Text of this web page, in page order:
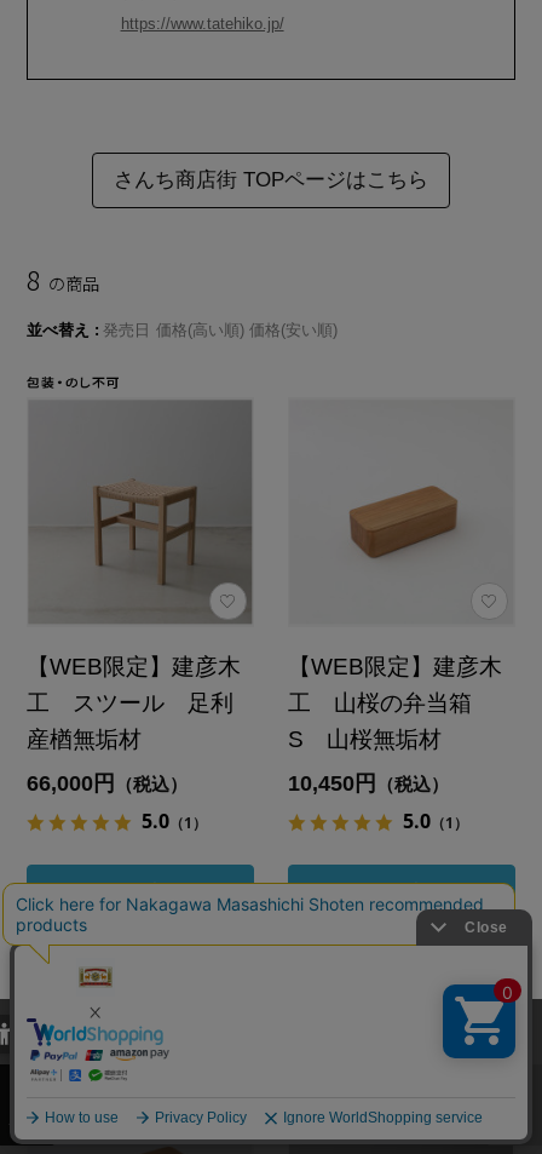
https://www.tatehiko.jp/
さんち商店街 TOPページはこちら
8 の商品
並べ替え 発売日 価格(高い順) 価格(安い順)
【WEB限定】建彦木
工 スツール 足利
産楢無垢材
66,000円 （税込）
5.0 （1）
【WEB限定】建彦木
工 山桜の弁当箱
S 山桜無垢材
10,450円 （税込）
5.0 （1）
当サイトでは、当サイト内における閲覧履歴・属性情報などの取得およ
び利便性向上のためにクッキー（Cookie）を使用いたします。詳細に
関しては「プライバシーポリシー
承諾する